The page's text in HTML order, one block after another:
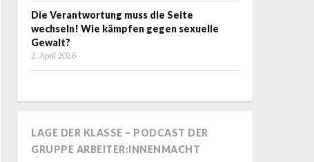
Die Verantwortung muss die Seite
wechseln! Wie kämpfen gegen sexuelle
Gewalt?
2. April 2026
LAGE DER KLASSE – PODCAST DER
GRUPPE ARBEITER:INNENMACHT